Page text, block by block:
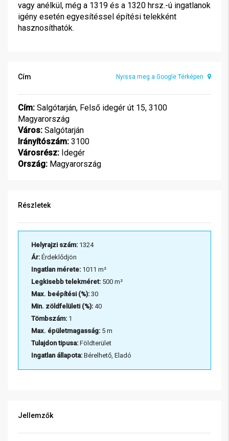
vagy anélkül, még a 1319 és a 1320 hrsz.-ú ingatlanok
igény esetén egyesítéssel építési telekként
hasznosíthatók.
Cím Nyissa meg a Google Térképen
Cím: Salgótarján, Felső idegér út 15, 3100
Magyarország
Város: Salgótarján
Irányítószám: 3100
Városrész: Idegér
Ország: Magyarország
Részletek
Helyrajzi szám: 1324
Ár: Érdeklődjön
Ingatlan mérete: 1011 m²
Legkisebb telekméret: 500 m²
Max. beépítési (%): 30
Min. zöldfelületi (%): 40
Tömbszám: 1
Max. épületmagasság: 5 m
Tulajdon tipusa: Földterület
Ingatlan állapota: Bérelhető, Eladó
Jellemzők